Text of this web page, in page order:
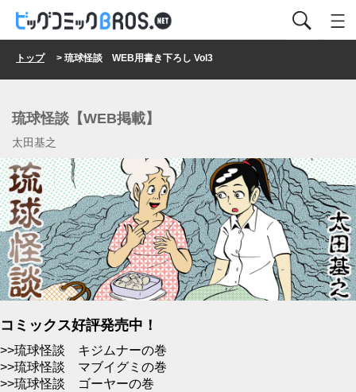
トップ> 琉球怪談 WEB用書き下ろし Vol3
琉球怪談【WEB掲載】
太田基之
コミックス好評発売中！
>>琉球怪談 キジムナーの巻
>>琉球怪談 マブイグミの巻
>>琉球怪談 ゴーヤーの巻